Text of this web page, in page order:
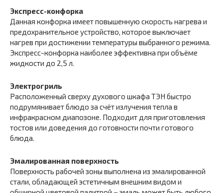
Экспресс-конфорка
Данная конфорка имеет повышенную скорость нагрева и
предохранительное устройство, которое выключает
нагрев при достижении температуры выбранного режима.
Экспресс-конфорка наиболее эффективна при объёме
жидкости до 2,5 л.
Электрогриль
Расположенный сверху духового шкафа ТЭН быстро
подрумянивает блюдо за счёт излучения тепла в
инфракрасном диапозоне. Подходит для приготовления
тостов или доведения до готовности почти готового
блюда.
Эмалированная поверхность
Поверхность рабочей зоны выполнена из эмалированной
стали, обладающей эстетичным внешним видом и